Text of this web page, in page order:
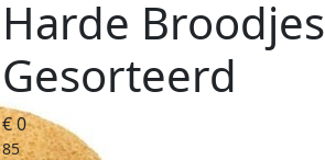
Harde Broodjes
Gesorteerd
€ 0
85